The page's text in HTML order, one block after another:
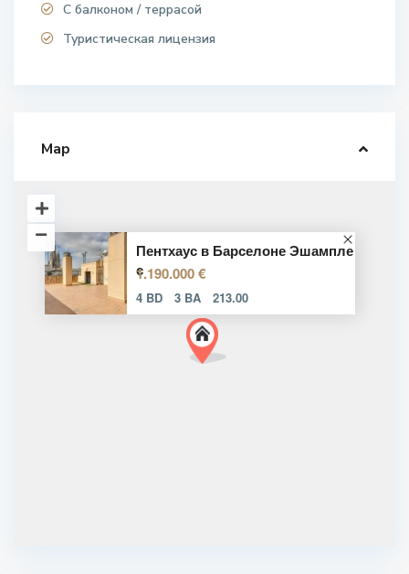
С балконом / террасой
Туристическая лицензия
Map
Пентхаус в Барселоне Эшампле
с
1.190.000 €
4 BD 3 BA 213.00